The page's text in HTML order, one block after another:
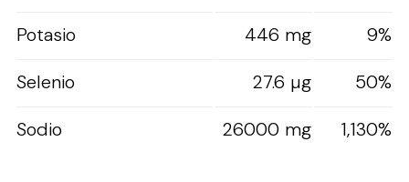
Potasio
446 mg
9%
Selenio
27.6 µg
50%
Sodio
26000 mg 1,130%